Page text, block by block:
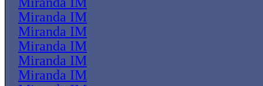
Miranda IM
Miranda IM
Miranda IM
Miranda IM
Miranda IM